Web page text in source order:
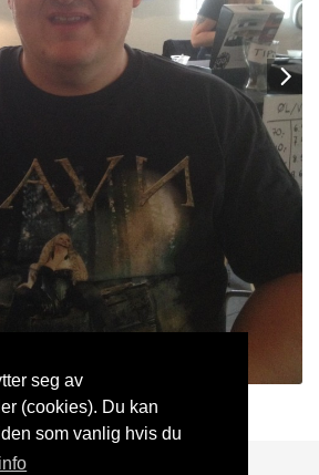
seg av
(cookies). Du kan
som vanlig hvis du
oss